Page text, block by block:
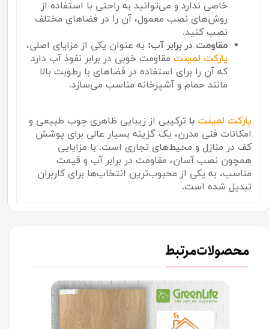
خاصی ندارد و می‌توانید به راحتی با استفاده از
روش‌های نصب معمول، آن را در فضاهای مختلف
نصب کنید.
مقاومت در برابر آب: به عنوان یکی از مزایای اصلی،
پارکت لمینت مقاومت خوبی در برابر نفوذ آب دارد
که آن را برای استفاده در فضاهای با رطوبت بالا
مانند حمام و آشپزخانه مناسب می‌سازد.
پارکت لمینت با ترکیبی از زیبایی ظاهری چوب طبیعی و
امکانات فنی مدرن، یک گزینه بسیار عالی برای پوشش
کف در منازل و محیط‌های تجاری است. با مزایایی
همچون نصب آسان، مقاومت در برابر آب و قیمت
مناسب، به یکی از محبوب‌ترین انتخاب‌ها برای کاربران
تبدیل شده است.
محصولات مرتبط